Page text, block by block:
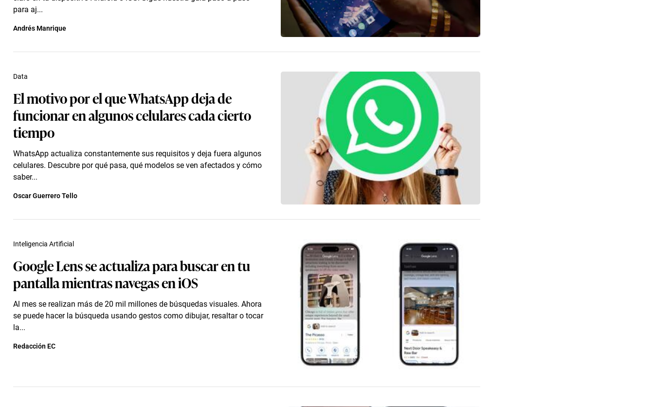
para aj...
Andrés Manrique
El motivo por el que WhatsApp deja de
funcionar en algunos celulares cada cierto
tiempo
WhatsApp actualiza constantemente sus requisitos y deja fuera algunos
celulares. Descubre por qué pasa, qué modelos se ven afectados y cómo
saber...
Data
Oscar Guerrero Tello
Google Lens se actualiza para buscar en tu
pantalla mientras navegas en iOS
Al mes se realizan más de 20 mil millones de búsquedas visuales. Ahora
se puede hacer la búsqueda usando gestos como dibujar, resaltar o tocar
la...
Inteligencia Artificial
Redacción EC